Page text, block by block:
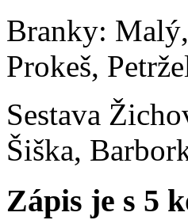
Branky:
Prokeš,
Sestava
Šiška,
Zápis je s 5